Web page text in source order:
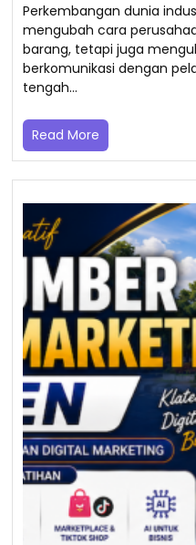
Perkembangan dunia
mengubah cara
barang, tetapi juga
berkomunikasi dengan
tengah…
Read More